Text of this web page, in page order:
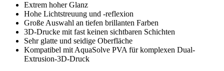
Extrem hoher Glanz
Hohe Lichtstreuung und -reflexion
Große Auswahl an tiefen brillanten Farben
3D-Drucke mit fast keinen sichtbaren Schichten
Sehr glatte und seidige Oberfläche
Kompatibel mit AquaSolve PVA für komplexen Dual-
Extrusion-3D-Druck